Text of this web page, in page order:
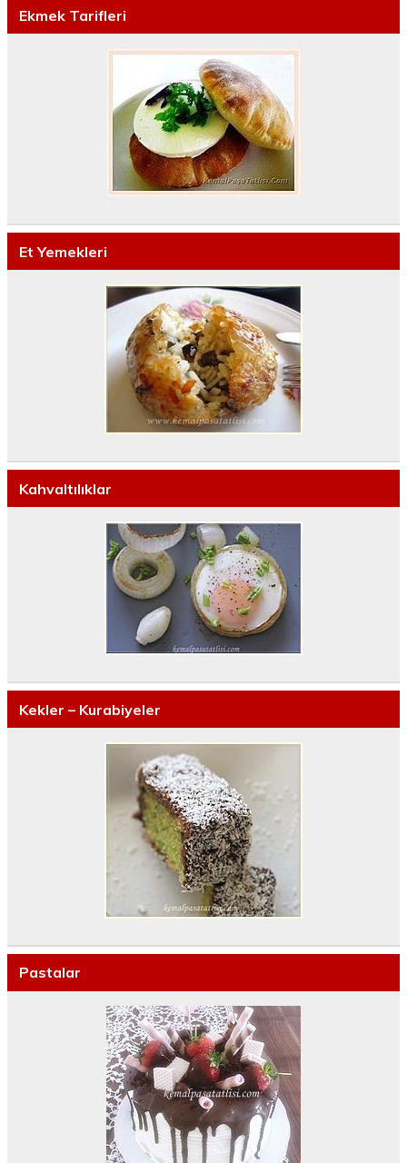
Ekmek Tarifleri
Et Yemekleri
Kahvaltılıklar
Kekler – Kurabiyeler
Pastalar